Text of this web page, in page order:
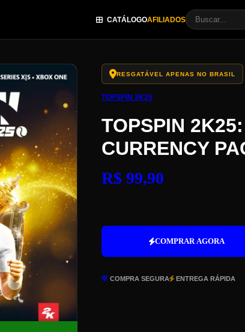
CATÁLOGOAFILIADOS
RESGATÁVEL APENAS NO BRASIL
TOPSPIN 2K25
TOPSPIN
CURRENCY
R$ 99,90
2K25:
Currency
quantidade
COMPRAR AGORA
COMPRA SEGURA ENTREGA RÁPIDA